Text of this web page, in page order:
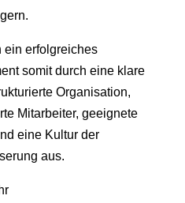
ein erfolgreiches
somit durch eine klare
Organisation,
Mitarbeiter, geeignete
eine Kultur der
aus.